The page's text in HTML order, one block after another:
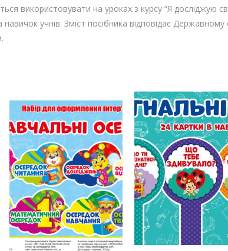
використовувати на уроках з курсу “Я досліджую
учнів. Зміст посібника відповідає